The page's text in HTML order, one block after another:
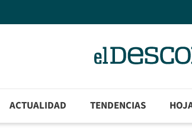
ACTUALIDAD TENDENCIAS